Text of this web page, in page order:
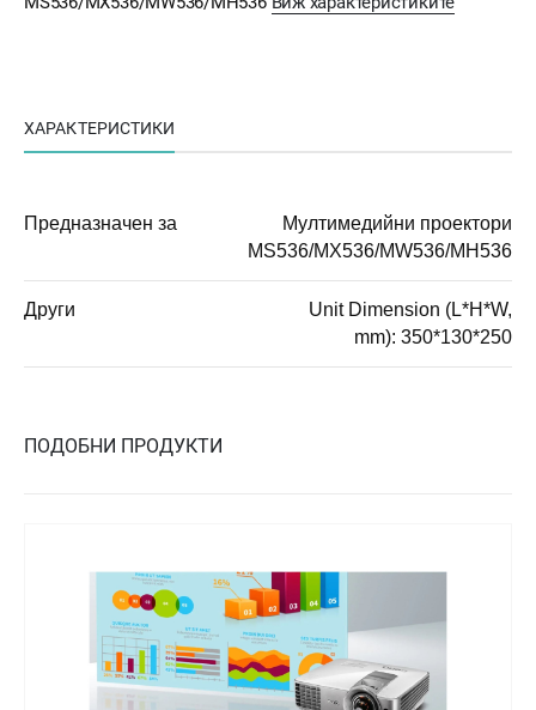
ХАРАКТЕРИСТИКИ
Предназначен за
Мултимедийни проектори
MS536/MX536/MW536/MH536
Други
Unit Dimension (L*H*W,
mm): 350*130*250
ПОДОБНИ ПРОДУКТИ